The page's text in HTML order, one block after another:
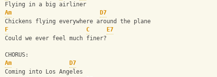
Flying in a big airliner
Am
D7
Chickens flying everywhere around the plane
F
C
E7
Could we ever feel much finer?
CHORUS:
Am
D7
Coming into Los Angeles